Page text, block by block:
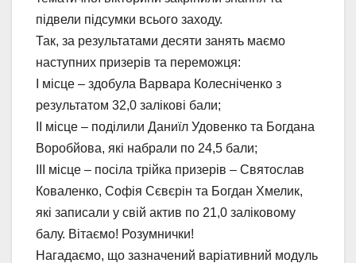
підвели підсумки всього заходу.
Так, за результатами десяти занять маємо
наступних призерів та переможця:
І місце – здобула Варвара Колесніченко з
результатом 32,0 залікові бали;
ІІ місце – поділили Даниїл Удовенко та Богдана
Воробйова, які набрали по 24,5 бали;
ІІІ місце – посіла трійка призерів – Святослав
Коваленко, Софія Сєвєрін та Богдан Хмелик,
які записали у свій актив по 21,0 заліковому
балу. Вітаємо! Розумнички!
Нагадаємо, що зазначений варіативний модуль